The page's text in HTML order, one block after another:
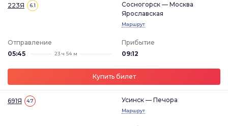
223Я 6.1
Сосногорск — Москва
Ярославская
Маршрут
Отправление
05:45
23 ч 54 м
Прибытие
09:12
Купить билет
691Я 4.7 Усинск — Печора
Маршрут